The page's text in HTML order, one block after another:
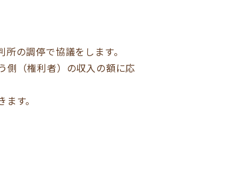
の調停で協議をします。
側（権利者）の収入の額に応
す。